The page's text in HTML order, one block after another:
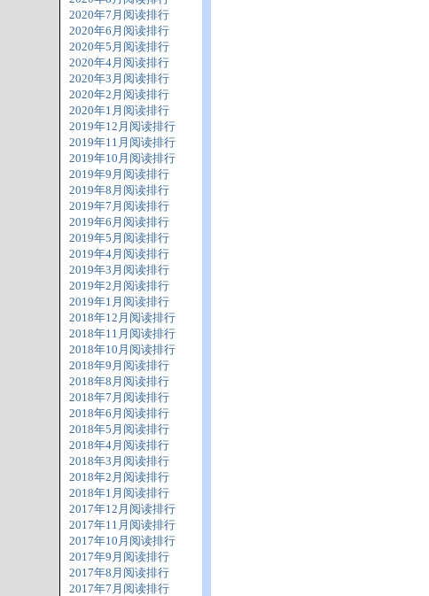
2020年7月阅读排行
2020年6月阅读排行
2020年5月阅读排行
2020年4月阅读排行
2020年3月阅读排行
2020年2月阅读排行
2020年1月阅读排行
2019年12月阅读排行
2019年11月阅读排行
2019年10月阅读排行
2019年9月阅读排行
2019年8月阅读排行
2019年7月阅读排行
2019年6月阅读排行
2019年5月阅读排行
2019年4月阅读排行
2019年3月阅读排行
2019年2月阅读排行
2019年1月阅读排行
2018年12月阅读排行
2018年11月阅读排行
2018年10月阅读排行
2018年9月阅读排行
2018年8月阅读排行
2018年7月阅读排行
2018年6月阅读排行
2018年5月阅读排行
2018年4月阅读排行
2018年3月阅读排行
2018年2月阅读排行
2018年1月阅读排行
2017年12月阅读排行
2017年11月阅读排行
2017年10月阅读排行
2017年9月阅读排行
2017年8月阅读排行
2017年7月阅读排行